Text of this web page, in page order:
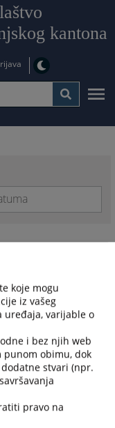
kantona
koje mogu
iz vašeg
uređaja, varijable o
i bez njih web
punom obimu, dok
stvari (npr.
pravo na